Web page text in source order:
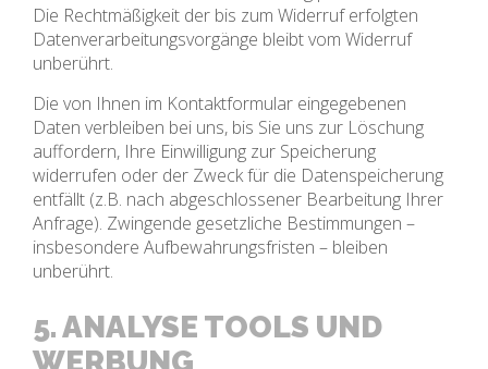
Die Rechtmäßigkeit der bis zum Widerruf erfolgten
Datenverarbeitungsvorgänge bleibt vom Widerruf
unberührt.
Die von Ihnen im Kontaktformular eingegebenen
Daten verbleiben bei uns, bis Sie uns zur Löschung
auffordern, Ihre Einwilligung zur Speicherung
widerrufen oder der Zweck für die Datenspeicherung
entfällt (z.B. nach abgeschlossener Bearbeitung Ihrer
Anfrage). Zwingende gesetzliche Bestimmungen –
insbesondere Aufbewahrungsfristen – bleiben
unberührt.
5. ANALYSE TOOLS UND